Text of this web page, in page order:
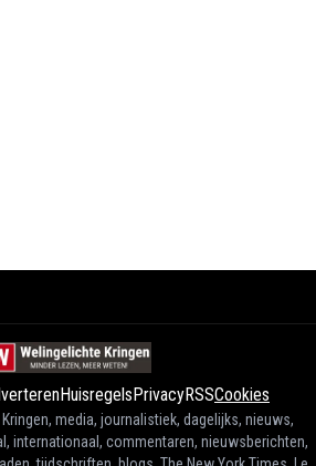
HuisregelsPrivacyRSSCookies
media, journalistiek, dagelijks, nieuws,
internationaal, commentaren, nieuwsberichten,